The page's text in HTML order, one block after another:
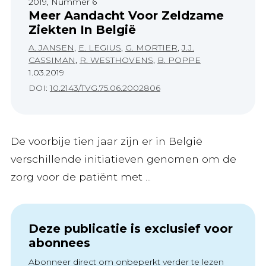
Meer Aandacht Voor Zeldzame
Ziekten In België
A. JANSEN, E. LEGIUS, G. MORTIER,J.J.
CASSIMAN, R. WESTHOVENS, B. POPPE
1.03.2019
DOI:10.2143/TVG.75.06.2002806
De voorbije tien jaar zijn er in België
verschillende initiatieven genomen om de
zorg voor de patiënt met ...
Deze publicatie is exclusief voor
abonnees
Abonneer direct om onbeperkt verder te lezen